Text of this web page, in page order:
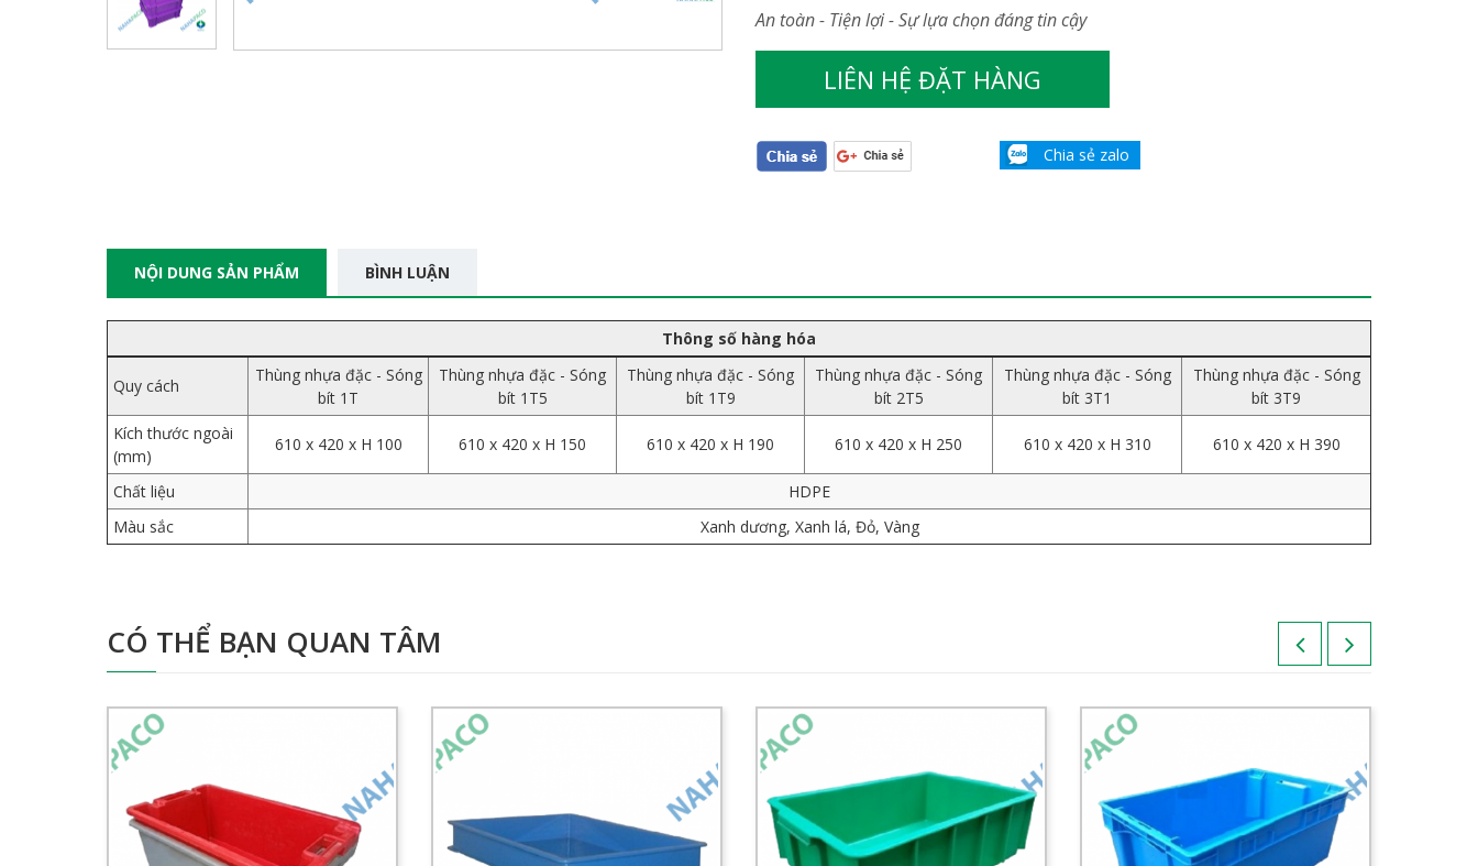
An toàn - Tiện lợi - Sự lựa chọn đáng tin cậy
LIÊN HỆ ĐẶT HÀNG
Chia sẻ zalo
NỘI DUNG SẢN PHẨM BÌNH LUẬN
Thông số hàng hóa
Quy cách
Thùng nhựa đặc - Sóng
bít 1T
Thùng nhựa đặc - Sóng
bít 1T5
Thùng nhựa đặc - Sóng
bít 1T9
Thùng nhựa đặc - Sóng
bít 2T5
Thùng nhựa đặc - Sóng
bít 3T1
Thùng nhựa đặc - Sóng
bít 3T9
Kích thước ngoài
(mm)
610 x 420 x H 100 610 x 420 x H 150 610 x 420 x H 190 610 x 420 x H 250 610 x 420 x H 310 610 x 420 x H 390
Chất liệu
HDPE
Màu sắc
Xanh dương, Xanh lá, Đỏ, Vàng
CÓ THỂ BẠN QUAN TÂM